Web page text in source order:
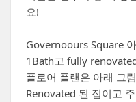
요!
Governoours Square
1Bath고 fully
플로어 플랜은 아래 그
Renovated 된 집이고